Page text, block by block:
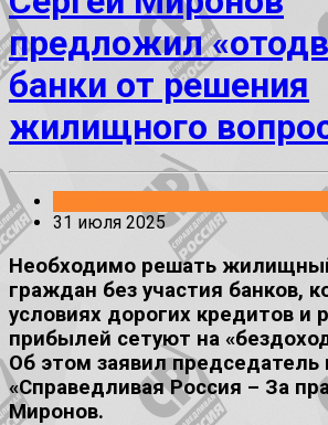
предложил
банки от решения
жилищного
31 июля 2025
Необходимо решать
граждан без участия банков,
условиях дорогих кредитов и
прибылей сетуют на
Об этом заявил председатель
«Справедливая Россия – За
Миронов.